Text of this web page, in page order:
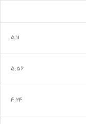
5:11
5:56
4:24